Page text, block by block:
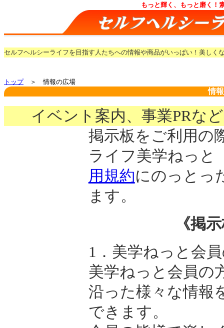
もっと輝く、もっと磨く！
セルフヘルシーライフを目指す人たちへの情報や商品がいっぱい！美しく
トップ＞ 情報の広場
情
イベント案内、事業PRな
掲示板をご利用の
ライフ美学ねっと
用規約にのっとっ
ます。
《掲
1．美学ねっと会
美学ねっと会員の
沿った様々な情報
できます。